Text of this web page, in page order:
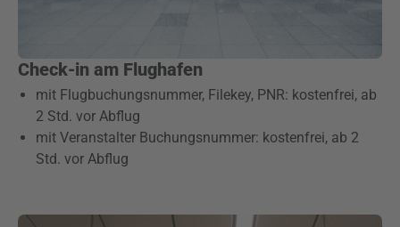
Check-in am Flughafen
mit Flugbuchungsnummer, Filekey, PNR: kostenfrei, ab
2 Std. vor Abflug
mit Veranstalter Buchungsnummer: kostenfrei, ab 2
Std. vor Abflug